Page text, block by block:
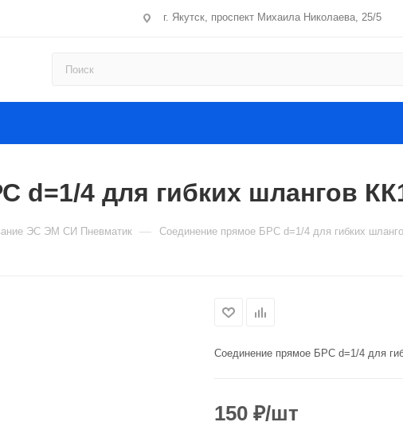
г. Якутск, проспект Михаила Николаева, 25/5
d=1/4 для гибких шлангов
ЭС ЭМ СИ Пневматик — Соединение прямое БРС d=1/4 для гибких
Соединение прямое БРС d=1/4 для
150 ₽/шт